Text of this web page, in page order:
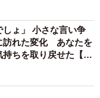
しょ」 小さな言い争
訪れた変化 あなたを
ちを取り戻せた【漫